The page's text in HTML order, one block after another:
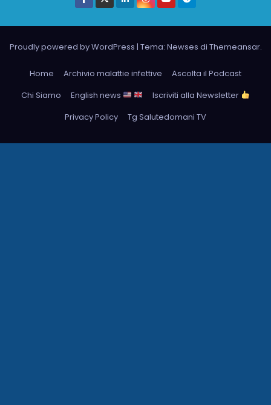
Proudly powered by WordPress | Tema: Newses di Themeansar.
Home Archivio malattie infettive
Ascolta il Podcast
Chi Siamo
English news
Iscriviti alla Newsletter
Privacy Policy
Tg Salutedomani TV